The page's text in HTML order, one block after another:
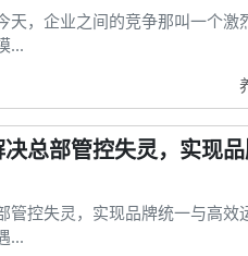
天，企业之间的竞争那叫一个激
...
总部管控失灵，实现
管控失灵，实现品牌统一与高效
...